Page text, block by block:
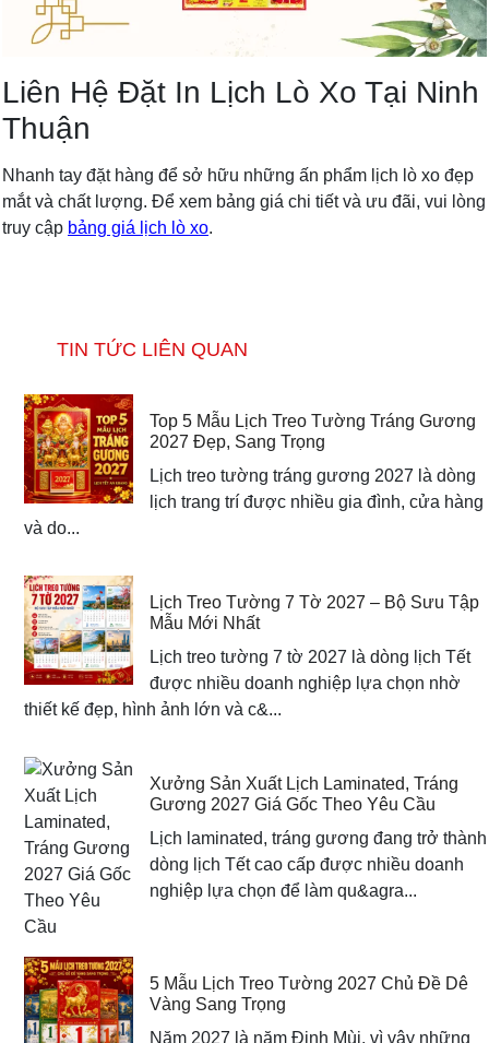
Liên Hệ Đặt In Lịch Lò Xo Tại Ninh
Thuận
Nhanh tay đặt hàng để sở hữu những ấn phẩm lịch lò xo đẹp
mắt và chất lượng. Để xem bảng giá chi tiết và ưu đãi, vui lòng
truy cập bảng giá lịch lò xo.
TIN TỨC LIÊN QUAN
Top 5 Mẫu Lịch Treo Tường Tráng Gương
2027 Đẹp, Sang Trọng
Lịch treo tường tráng gương 2027 là dòng
lịch trang trí được nhiều gia đình, cửa hàng
và do...
Lịch Treo Tường 7 Tờ 2027 – Bộ Sưu Tập
Mẫu Mới Nhất
Lịch treo tường 7 tờ 2027 là dòng lịch Tết
được nhiều doanh nghiệp lựa chọn nhờ
thiết kế đẹp, hình ảnh lớn và c&...
Xưởng Sản Xuất Lịch Laminated, Tráng
Gương 2027 Giá Gốc Theo Yêu Cầu
Lịch laminated, tráng gương đang trở thành
dòng lịch Tết cao cấp được nhiều doanh
nghiệp lựa chọn để làm qu&agra...
5 Mẫu Lịch Treo Tường 2027 Chủ Đề Dê
Vàng Sang Trọng
Năm 2027 là năm Đinh Mùi, vì vậy những